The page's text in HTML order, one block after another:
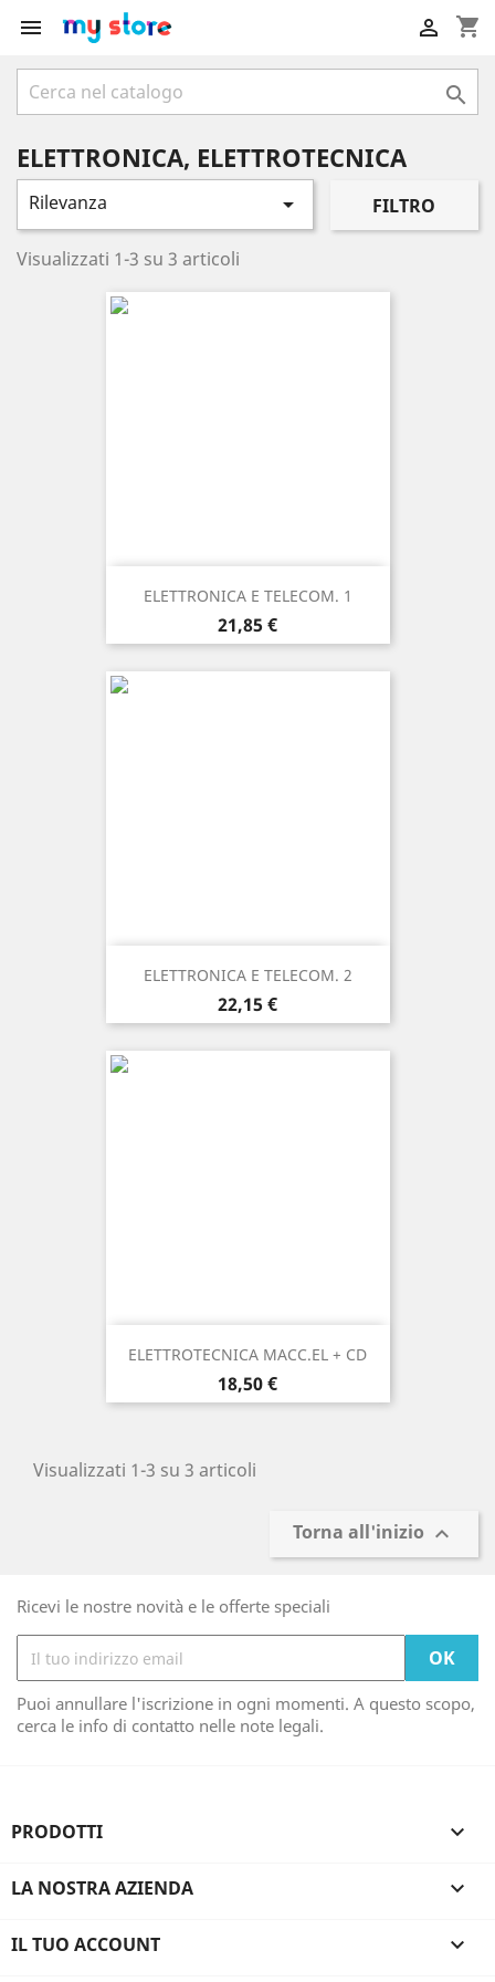
 shopping_cart


ELETTRONICA, ELETTROTECNICA
Rilevanza  FILTRO
Visualizzati 1-3 su 3 articoli
ELETTRONICA E TELECOM. 1
Prezzo
21,85 €
ELETTRONICA E TELECOM. 2
Prezzo
22,15 €
ELETTROTECNICA MACC.EL + CD
Prezzo
18,50 €
Visualizzati 1-3 su 3 articoli
Torna all'inizio 
Ricevi le nostre novità e le offerte speciali
Puoi annullare l'iscrizione in ogni momenti. A questo scopo,
cerca le info di contatto nelle note legali.
PRODOTTI 
LA NOSTRA AZIENDA 
IL TUO ACCOUNT 